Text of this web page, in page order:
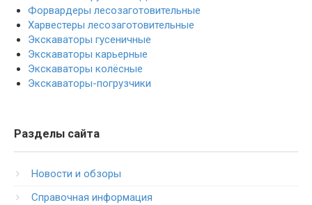
Форвардеры лесозаготовительные
Харвестеры лесозаготовительные
Экскаваторы гусеничные
Экскаваторы карьерные
Экскаваторы колёсные
Экскаваторы-погрузчики
Разделы сайта
Новости и обзоры
Справочная информация